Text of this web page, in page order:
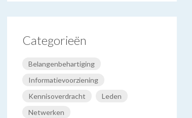
Categorieën
Belangenbehartiging
Informatievoorziening
Kennisoverdracht
Leden
Netwerken